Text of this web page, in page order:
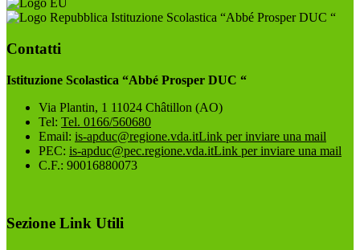
Istituzione Scolastica “Abbé Prosper DUC “
Contatti
Istituzione Scolastica “Abbé Prosper DUC “
Via Plantin, 1 11024 Châtillon (AO)
Tel: Tel. 0166/560680
Email: is-apduc@regione.vda.itLink per inviare una mail
PEC: is-apduc@pec.regione.vda.itLink per inviare una mail
C.F.: 90016880073
Sezione Link Utili